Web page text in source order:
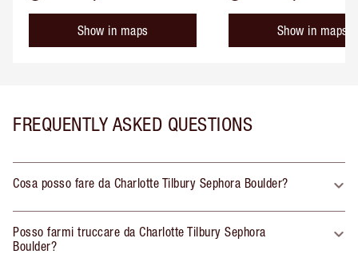
Show in maps Show in maps
FREQUENTLY ASKED QUESTIONS
Cosa posso fare da Charlotte Tilbury Sephora Boulder?
Posso farmi truccare da Charlotte Tilbury Sephora
Boulder?